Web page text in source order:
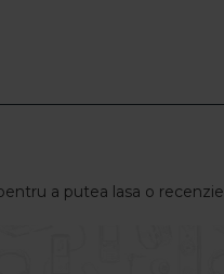
a putea lasa o recenzie